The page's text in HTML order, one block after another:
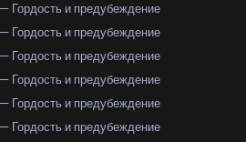
Гордость и предубеждение
Гордость и предубеждение
Гордость и предубеждение
Гордость и предубеждение
Гордость и предубеждение
Гордость и предубеждение